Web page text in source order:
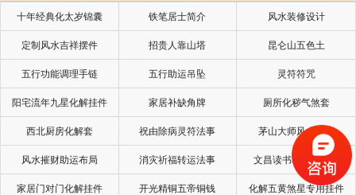
十年经典化太岁锦囊 铁笔居士简介 风水装修设计
定制风水吉祥摆件 招贵人靠山塔 昆仑山五色土
五行功能调理手链 五行助运吊坠 灵符符咒
阳宅流年九星化解挂件 家居补缺角牌 厕所化秽气煞套
西北厨房化解套 祝由除病灵符法事 茅山大师风水挂画
风水摧财助运布局 消灾祈福转运法事 文昌读书考试风水局
家居门对门化解挂件 开光精铜五帝铜钱 化解五黄煞星专用挂件